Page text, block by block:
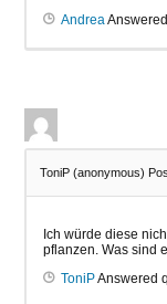
Andrea
ToniP (anonymous)
Ich würde diese
pflanzen. Was sind
ToniPAnswered